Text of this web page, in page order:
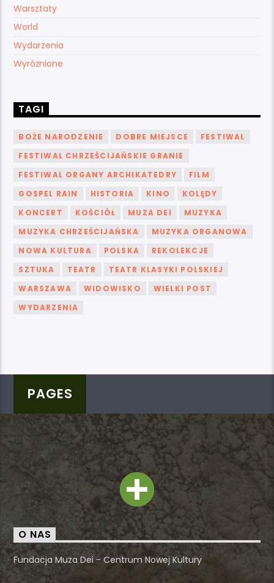
Warsztaty
World
Wydarzenia
Wyróżnione
TAGI
BOŻE NARODZENIE DOBRE MIEJSCE
FESTIWAL
FESTIWAL CHRZEŚCIJAŃSKIE GRANIE
FESTIWAL ORGANY ARCHIKATEDRY
FILM
GOSPEL RAIN
HISTORIA KINO
KOLĘDY
KONCERT
KOŚCIÓŁ MUZA DEI
MUZYKA
MUZYKA CHRZEŚCIJAŃSKA
MUZYKA ORGANOWA
NOWA KULTURA
POLSKA
REKOLEKCJE
SZTUKA
TEATR
TEATR KLASYKI POLSKIEJ
WARSZAWA
WIDOWISKO
WIELKI POST
WYDARZENIA
PAGES
O NAS
Fundacja Muza Dei - Centrum Nowej Kultury